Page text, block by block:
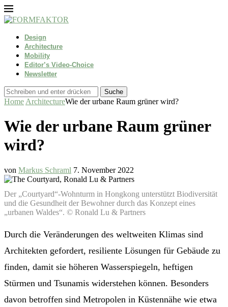
Design
Architecture
Mobility
Editor’s Video-Choice
Newsletter
Suche
Home ArchitectureWie der urbane Raum grüner wird?
Wie der urbane Raum grüner
wird?
von Markus Schraml 7. November 2022
Der „Courtyard“-Wohnturm in Hongkong unterstützt Biodiversität
und die Gesundheit der Bewohner durch das Konzept eines
„urbanen Waldes“. © Ronald Lu & Partners
Durch die Veränderungen des weltweiten Klimas sind
Architekten gefordert, resiliente Lösungen für Gebäude zu
finden, damit sie höheren Wasserspiegeln, heftigen
Stürmen und Tsunamis widerstehen können. Besonders
davon betroffen sind Metropolen in Küstennähe wie etwa